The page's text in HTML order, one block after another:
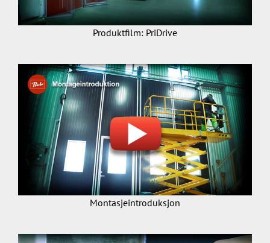
Produktfilm: PriDrive
Montasjeintroduksjon